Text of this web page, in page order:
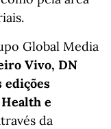
Global Media
Vivo, DN
edições
e
da